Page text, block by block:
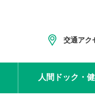
交通アク
人間ドック ・